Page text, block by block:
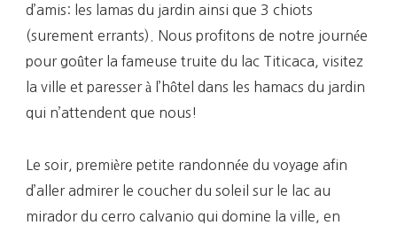
d’amis: les lamas du jardin ainsi que 3 chiots
(surement errants). Nous profitons de notre journée
pour goûter la fameuse truite du lac Titicaca, visitez
la ville et paresser à l’hôtel dans les hamacs du jardin
qui n’attendent que nous!
Le soir, première petite randonnée du voyage afin
d’aller admirer le coucher du soleil sur le lac au
mirador du cerro calvanio qui domine la ville, en